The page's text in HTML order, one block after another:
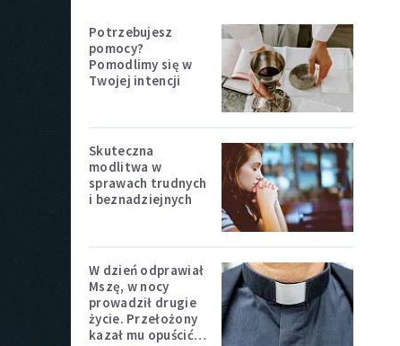
Potrzebujesz
pomocy?
Pomodlimy się w
Twojej intencji
Skuteczna
modlitwa w
sprawach trudnych
i beznadziejnych
W dzień odprawiał
Mszę, w nocy
prowadził drugie
życie. Przełożony
kazał mu opuścić